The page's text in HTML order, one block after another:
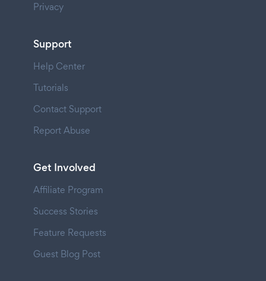
Privacy
Support
Help Center
Tutorials
Contact Support
Report Abuse
Get Involved
Affiliate Program
Success Stories
Feature Requests
Guest Blog Post